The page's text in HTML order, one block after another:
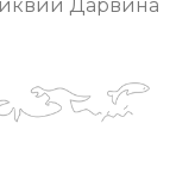
Дарвина